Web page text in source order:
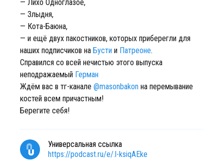
— Лихо Одноглазое,
— Злыдня,
— Кота-Баюна,
— и ещё двух пакостников, которых приберегли для
наших подписчиков на Бусти и Патреоне.
Справился со всей нечистью этого выпуска
неподражаемый Герман
Ждём вас в тг-канале @masonbakon на перемывание
костей всем причастным!
Берегите себя!
Универсальная ссылка
https://podcast.ru/e/.l-ksiqAEke